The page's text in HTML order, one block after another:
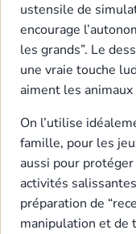
ustensile de
encourage
les grands”. Le
une vraie touche
aiment les
On l’utilise
famille, pour les
aussi pour
activités
préparation de
manipulation et de